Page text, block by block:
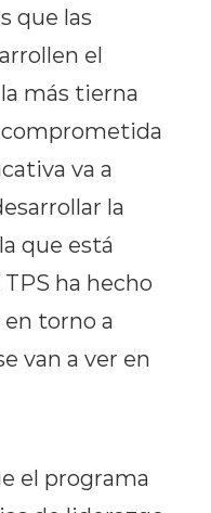
que las
el
más tierna
comprometida
va a
la
que está
ha hecho
torno a
van a ver en
el programa